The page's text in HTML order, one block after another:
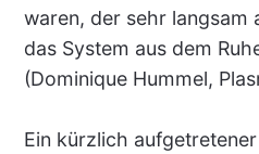
waren, der sehr langsam
das System aus dem
(Dominique Hummel,
Ein kürzlich